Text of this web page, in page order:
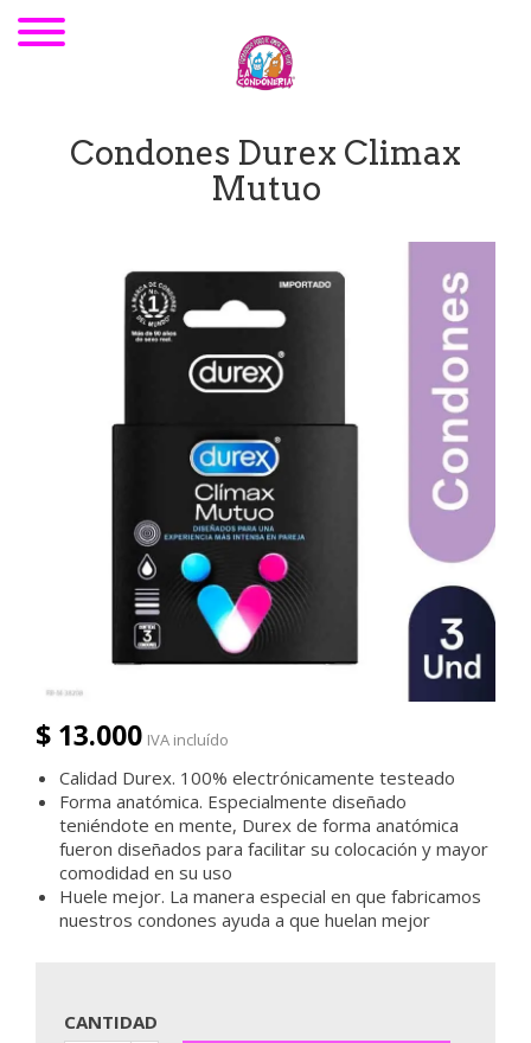
Condones Durex Climax
Mutuo
$ 13.000 IVA incluído
Calidad Durex. 100% electrónicamente testeado
Forma anatómica. Especialmente diseñado
teniéndote en mente, Durex de forma anatómica
fueron diseñados para facilitar su colocación y mayor
comodidad en su uso
Huele mejor. La manera especial en que fabricamos
nuestros condones ayuda a que huelan mejor
CANTIDAD